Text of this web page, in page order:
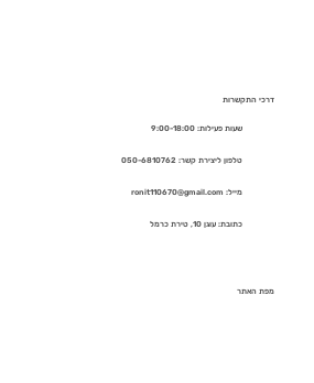
דרכי התקשרות
שעות פעילות: 9:00-18:00
טלפון ליצירת קשר: 050-6810762
מייל: ronit110670@gmail.com
כתובת: עוגן 10, טירת כרמל
מפת האתר